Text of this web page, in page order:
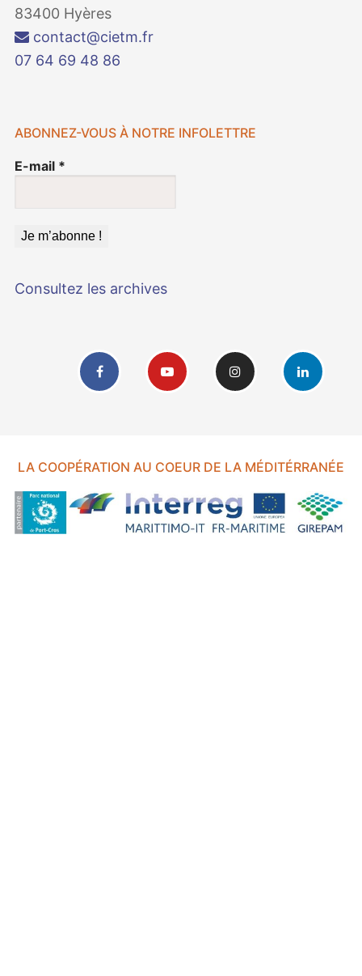
83400 Hyères
contact@cietm.fr
07 64 69 48 86
ABONNEZ-VOUS À NOTRE INFOLETTRE
E-mail *
Consultez les archives
LA COOPÉRATION AU COEUR DE LA MÉDITÉRRANÉE